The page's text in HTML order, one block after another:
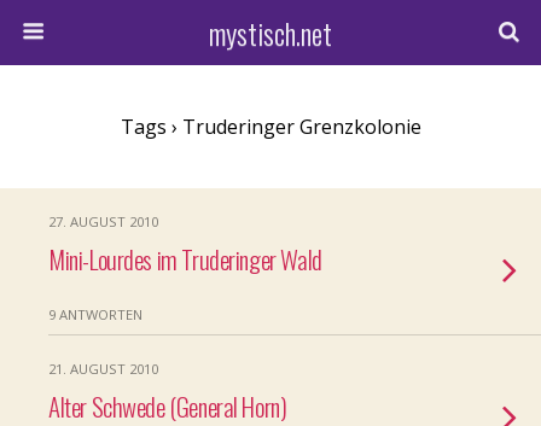
mystisch.net
Tags › Truderinger Grenzkolonie
27. AUGUST 2010
Mini-Lourdes im Truderinger Wald
9 ANTWORTEN
21. AUGUST 2010
Alter Schwede (General Horn)